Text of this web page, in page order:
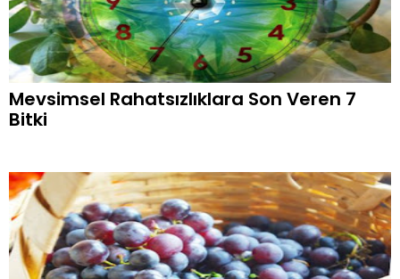
Mevsimsel Rahatsızlıklara Son Veren 7
Bitki